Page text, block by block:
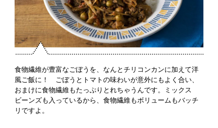
食物繊維が豊富なごぼうを、なんとチリコンカンに加えて洋
風ご飯に！ ごぼうとトマトの味わいが意外にもよく合い、
おまけに食物繊維もたっぷりとれちゃうんです。ミックス
ビーンズも入っているから、食物繊維もボリュームもバッチ
リですよ。